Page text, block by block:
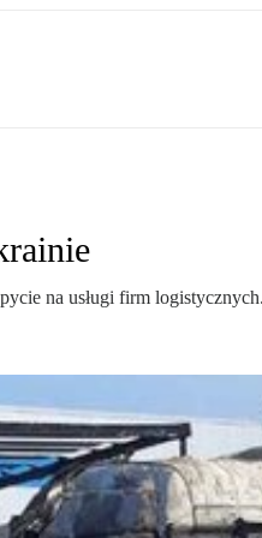
na usługi firm